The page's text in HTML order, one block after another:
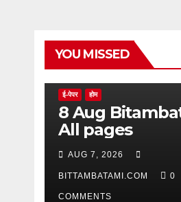
YOU MISSED
ई-पेपर होम
8 Aug Bitambatmi
All pages
AUG 7, 2026
BITTAMBATAMI.COM 0
COMMENTS